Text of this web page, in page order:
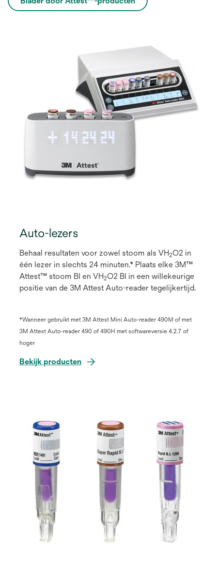
Auto-lezers
Behaal resultaten voor zowel stoom als VH2O2 in
één lezer in slechts 24 minuten.* Plaats elke 3M™
Attest™ stoom BI en VH2O2 BI in een willekeurige
positie van de 3M Attest Auto-reader tegelijkertijd.
*Wanneer gebruikt met 3M Attest Mini Auto-reader 490M of met
3M Attest Auto-reader 490 of 490H met softwareversie 4.2.7 of
hoger
Bekijk producten